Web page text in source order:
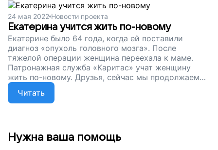
24 мая 2022 Новости проекта
Екатерина учится жить по-новому
Екатерине было 64 года, когда ей поставили
диагноз «опухоль головного мозга». После
тяжелой операции женщина переехала к маме.
Патронажная служба «Каритас» учат женщину
жить по-новому. Друзья, сейчас мы продолжаем
сбор на зарплаты для медсестер. Поддержите
проект. Пусть люди, столкнувшиеся с бедой, не
остаются одни!
Читать
Нужна ваша помощь